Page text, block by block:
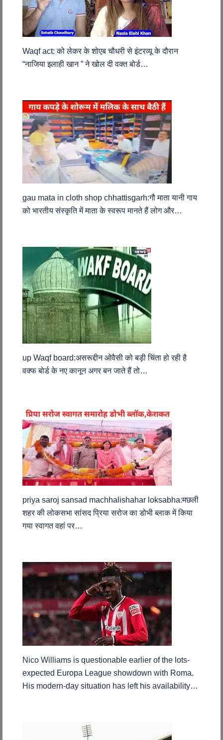
Waqf act: को लेकर के शोएब चौधरी से इंटरव्यू के दौरान
“नाजिया इलाही खान ” ने खोल दी वक्त बोर्ड…
gau mata in cloth shop chhattisgarh:गौ माता यानी गाय
को भारतीय संस्कृति में माता के स्वरूप मानते हैं लोग और…
up Waqf board:असरूद्दीन ओवैसी को बड़ी चिंता हो रही है
वक्फ बोर्ड के नए कानून अगर बन जाते हैं तो…
priya saroj sansad machhalishahar loksabha:मछली
शहर की लोकसभा सांसद प्रिया सरोज का डोभी ब्लाक में किया
गया स्वागत वहां पर…
Nico Williams is questionable earlier of the lots-
expected Europa League showdown with Roma.
His modern-day situation has left his availability…